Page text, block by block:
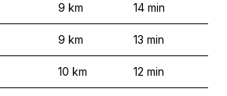
9 km 14 min
9 km 13 min
10 km 12 min